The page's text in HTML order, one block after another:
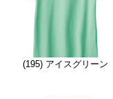
(195) アイスグリーン